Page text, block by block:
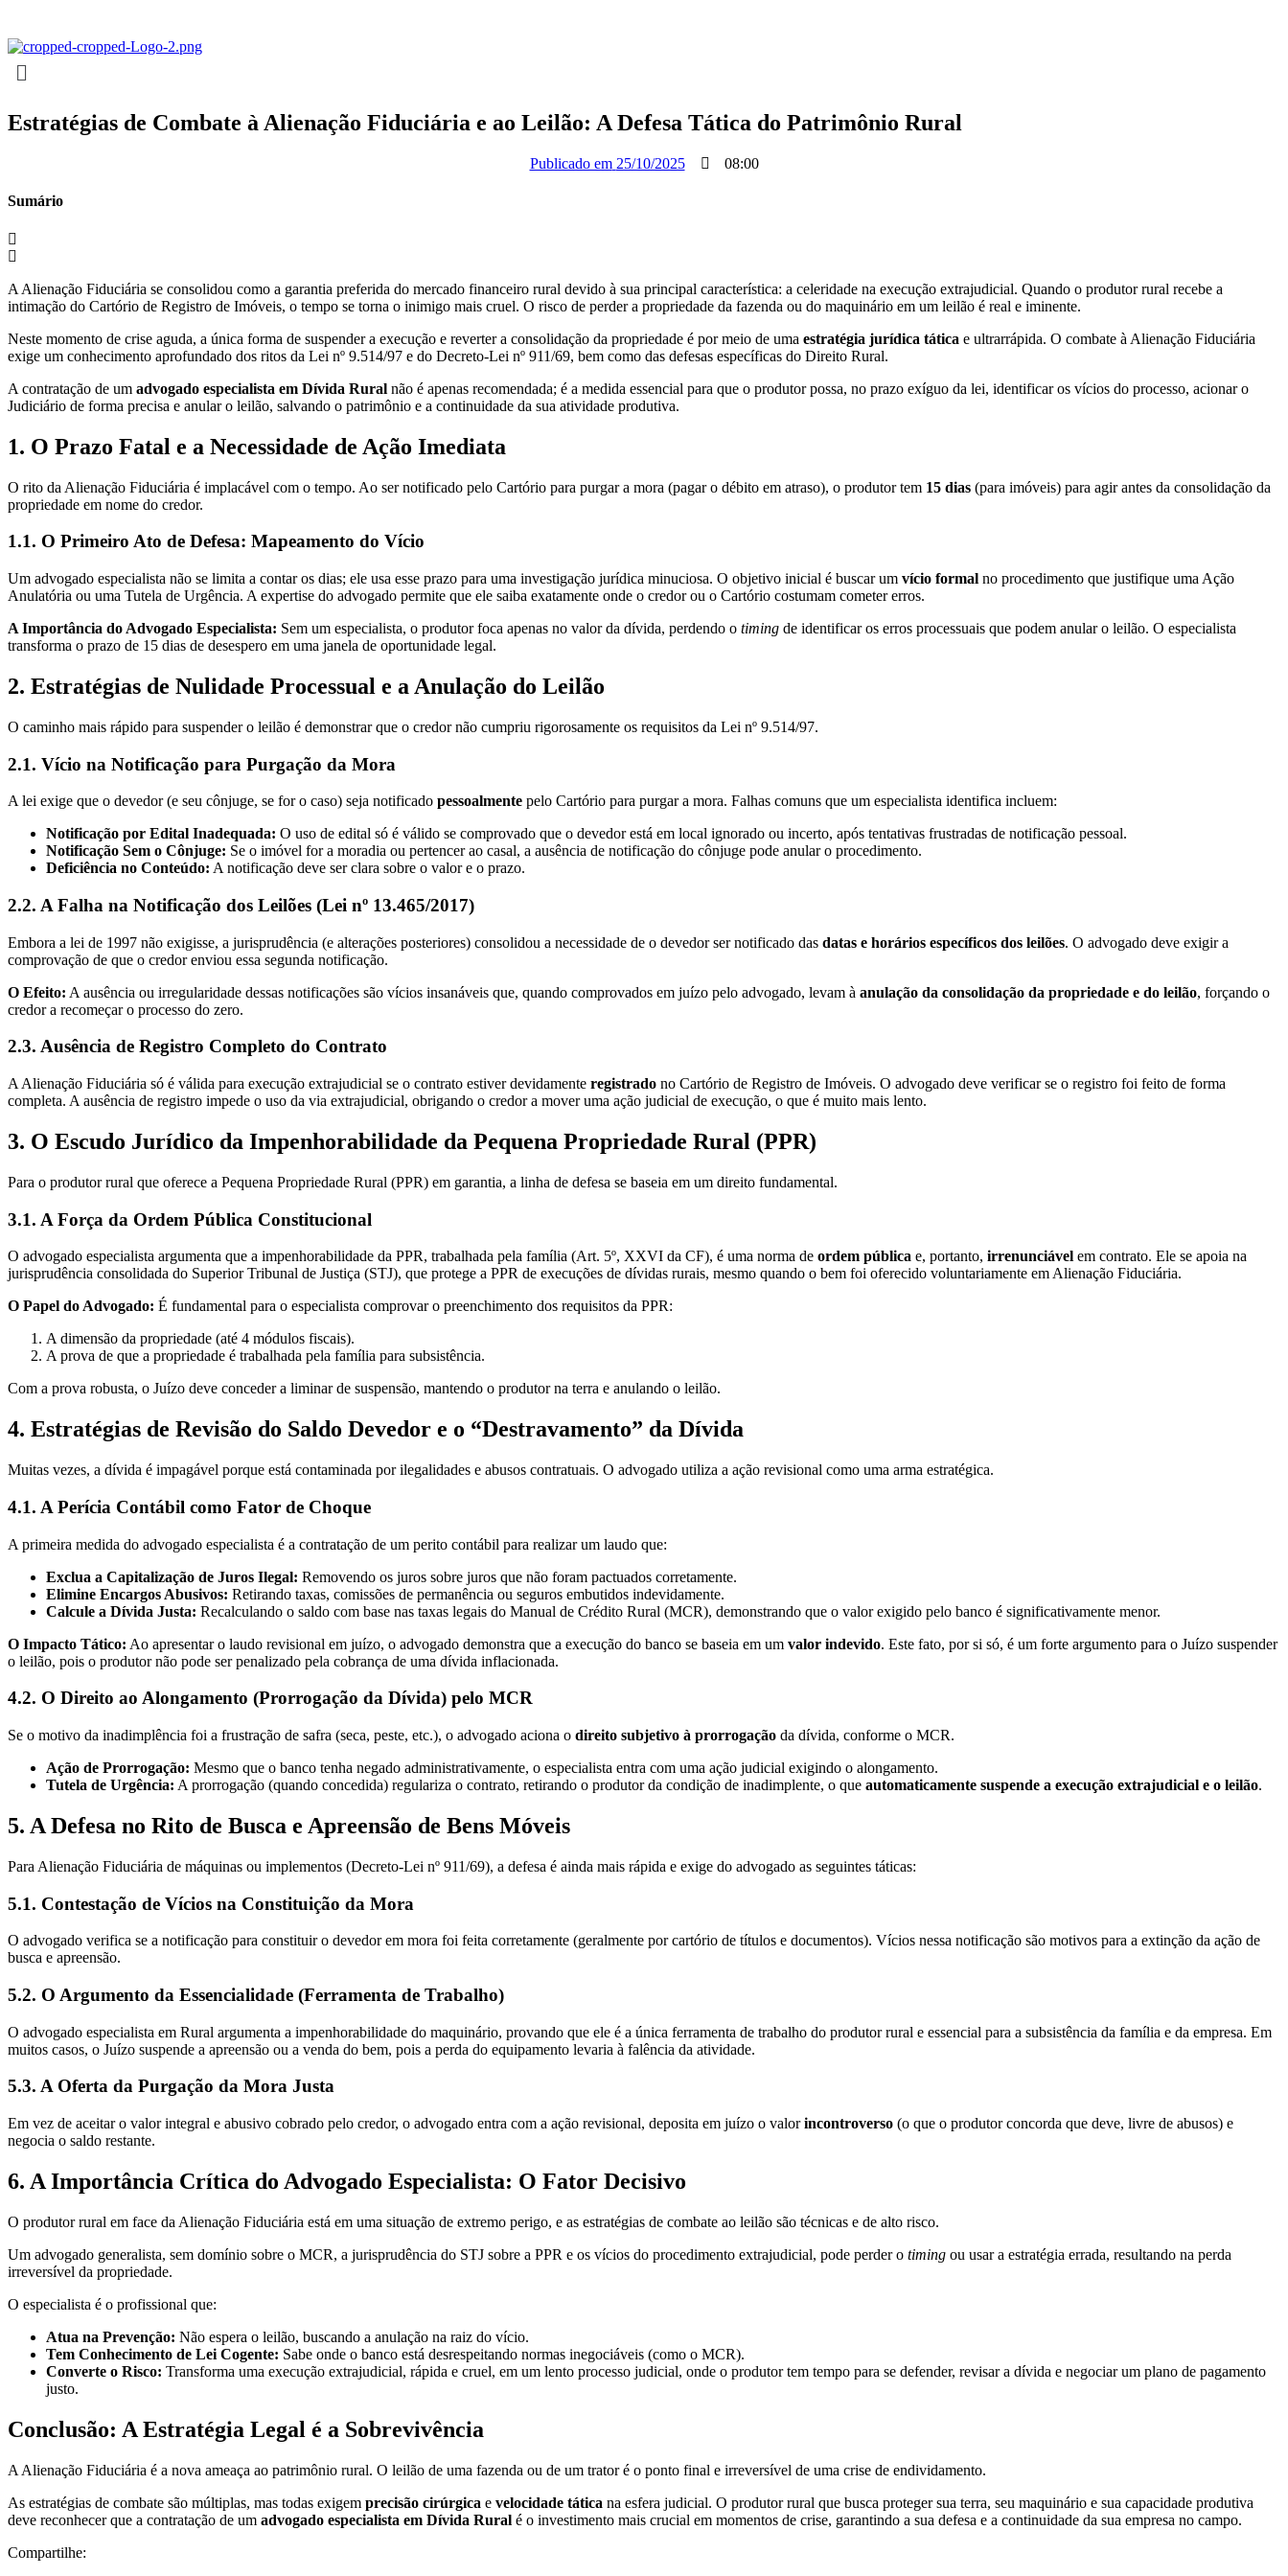
o
conteúdo
Estratégias de Combate à Alienação Fiduciária e ao Leilão: A Defesa Tática do Patrimônio Rural
Publicado em 25/10/2025 08:00
Sumário
A Alienação Fiduciária se consolidou como a garantia preferida do mercado financeiro rural devido à sua principal característica: a celeridade na execução extrajudicial. Quando o produtor rural recebe a
intimação do Cartório de Registro de Imóveis, o tempo se torna o inimigo mais cruel. O risco de perder a propriedade da fazenda ou do maquinário em um leilão é real e iminente.
Neste momento de crise aguda, a única forma de suspender a execução e reverter a consolidação da propriedade é por meio de uma estratégia jurídica tática e ultrarrápida. O combate à Alienação Fiduciária
exige um conhecimento aprofundado dos ritos da Lei nº 9.514/97 e do Decreto-Lei nº 911/69, bem como das defesas específicas do Direito Rural.
A contratação de um advogado especialista em Dívida Rural não é apenas recomendada; é a medida essencial para que o produtor possa, no prazo exíguo da lei, identificar os vícios do processo, acionar o
Judiciário de forma precisa e anular o leilão, salvando o patrimônio e a continuidade da sua atividade produtiva.
1. O Prazo Fatal e a Necessidade de Ação Imediata
O rito da Alienação Fiduciária é implacável com o tempo. Ao ser notificado pelo Cartório para purgar a mora (pagar o débito em atraso), o produtor tem 15 dias (para imóveis) para agir antes da consolidação da
propriedade em nome do credor.
1.1. O Primeiro Ato de Defesa: Mapeamento do Vício
Um advogado especialista não se limita a contar os dias; ele usa esse prazo para uma investigação jurídica minuciosa. O objetivo inicial é buscar um vício formal no procedimento que justifique uma Ação
Anulatória ou uma Tutela de Urgência. A expertise do advogado permite que ele saiba exatamente onde o credor ou o Cartório costumam cometer erros.
A Importância do Advogado Especialista: Sem um especialista, o produtor foca apenas no valor da dívida, perdendo o timing de identificar os erros processuais que podem anular o leilão. O especialista
transforma o prazo de 15 dias de desespero em uma janela de oportunidade legal.
2. Estratégias de Nulidade Processual e a Anulação do Leilão
O caminho mais rápido para suspender o leilão é demonstrar que o credor não cumpriu rigorosamente os requisitos da Lei nº 9.514/97.
2.1. Vício na Notificação para Purgação da Mora
A lei exige que o devedor (e seu cônjuge, se for o caso) seja notificado pessoalmente pelo Cartório para purgar a mora. Falhas comuns que um especialista identifica incluem:
Notificação por Edital Inadequada: O uso de edital só é válido se comprovado que o devedor está em local ignorado ou incerto, após tentativas frustradas de notificação pessoal.
Notificação Sem o Cônjuge: Se o imóvel for a moradia ou pertencer ao casal, a ausência de notificação do cônjuge pode anular o procedimento.
Deficiência no Conteúdo: A notificação deve ser clara sobre o valor e o prazo.
2.2. A Falha na Notificação dos Leilões (Lei nº 13.465/2017)
Embora a lei de 1997 não exigisse, a jurisprudência (e alterações posteriores) consolidou a necessidade de o devedor ser notificado das datas e horários específicos dos leilões. O advogado deve exigir a
comprovação de que o credor enviou essa segunda notificação.
O Efeito: A ausência ou irregularidade dessas notificações são vícios insanáveis que, quando comprovados em juízo pelo advogado, levam à anulação da consolidação da propriedade e do leilão, forçando o
credor a recomeçar o processo do zero.
2.3. Ausência de Registro Completo do Contrato
A Alienação Fiduciária só é válida para execução extrajudicial se o contrato estiver devidamente registrado no Cartório de Registro de Imóveis. O advogado deve verificar se o registro foi feito de forma
completa. A ausência de registro impede o uso da via extrajudicial, obrigando o credor a mover uma ação judicial de execução, o que é muito mais lento.
3. O Escudo Jurídico da Impenhorabilidade da Pequena Propriedade Rural (PPR)
Para o produtor rural que oferece a Pequena Propriedade Rural (PPR) em garantia, a linha de defesa se baseia em um direito fundamental.
3.1. A Força da Ordem Pública Constitucional
O advogado especialista argumenta que a impenhorabilidade da PPR, trabalhada pela família (Art. 5º, XXVI da CF), é uma norma de ordem pública e, portanto, irrenunciável em contrato. Ele se apoia na
jurisprudência consolidada do Superior Tribunal de Justiça (STJ), que protege a PPR de execuções de dívidas rurais, mesmo quando o bem foi oferecido voluntariamente em Alienação Fiduciária.
O Papel do Advogado: É fundamental para o especialista comprovar o preenchimento dos requisitos da PPR:
A dimensão da propriedade (até 4 módulos fiscais).
A prova de que a propriedade é trabalhada pela família para subsistência.
Com a prova robusta, o Juízo deve conceder a liminar de suspensão, mantendo o produtor na terra e anulando o leilão.
4. Estratégias de Revisão do Saldo Devedor e o “Destravamento” da Dívida
Muitas vezes, a dívida é impagável porque está contaminada por ilegalidades e abusos contratuais. O advogado utiliza a ação revisional como uma arma estratégica.
4.1. A Perícia Contábil como Fator de Choque
A primeira medida do advogado especialista é a contratação de um perito contábil para realizar um laudo que:
Exclua a Capitalização de Juros Ilegal: Removendo os juros sobre juros que não foram pactuados corretamente.
Elimine Encargos Abusivos: Retirando taxas, comissões de permanência ou seguros embutidos indevidamente.
Calcule a Dívida Justa: Recalculando o saldo com base nas taxas legais do Manual de Crédito Rural (MCR), demonstrando que o valor exigido pelo banco é significativamente menor.
O Impacto Tático: Ao apresentar o laudo revisional em juízo, o advogado demonstra que a execução do banco se baseia em um valor indevido. Este fato, por si só, é um forte argumento para o Juízo suspender
o leilão, pois o produtor não pode ser penalizado pela cobrança de uma dívida inflacionada.
4.2. O Direito ao Alongamento (Prorrogação da Dívida) pelo MCR
Se o motivo da inadimplência foi a frustração de safra (seca, peste, etc.), o advogado aciona o direito subjetivo à prorrogação da dívida, conforme o MCR.
Ação de Prorrogação: Mesmo que o banco tenha negado administrativamente, o especialista entra com uma ação judicial exigindo o alongamento.
Tutela de Urgência: A prorrogação (quando concedida) regulariza o contrato, retirando o produtor da condição de inadimplente, o que automaticamente suspende a execução extrajudicial e o leilão.
5. A Defesa no Rito de Busca e Apreensão de Bens Móveis
Para Alienação Fiduciária de máquinas ou implementos (Decreto-Lei nº 911/69), a defesa é ainda mais rápida e exige do advogado as seguintes táticas:
5.1. Contestação de Vícios na Constituição da Mora
O advogado verifica se a notificação para constituir o devedor em mora foi feita corretamente (geralmente por cartório de títulos e documentos). Vícios nessa notificação são motivos para a extinção da ação de
busca e apreensão.
5.2. O Argumento da Essencialidade (Ferramenta de Trabalho)
O advogado especialista em Rural argumenta a impenhorabilidade do maquinário, provando que ele é a única ferramenta de trabalho do produtor rural e essencial para a subsistência da família e da empresa. Em
muitos casos, o Juízo suspende a apreensão ou a venda do bem, pois a perda do equipamento levaria à falência da atividade.
5.3. A Oferta da Purgação da Mora Justa
Em vez de aceitar o valor integral e abusivo cobrado pelo credor, o advogado entra com a ação revisional, deposita em juízo o valorincontroverso (o que o produtor concorda que deve, livre de abusos) e
negocia o saldo restante.
6. A Importância Crítica do Advogado Especialista: O Fator Decisivo
O produtor rural em face da Alienação Fiduciária está em uma situação de extremo perigo, e as estratégias de combate ao leilão são técnicas e de alto risco.
Um advogado generalista, sem domínio sobre o MCR, a jurisprudência do STJ sobre a PPR e os vícios do procedimento extrajudicial, pode perder o timing ou usar a estratégia errada, resultando na perda
irreversível da propriedade.
O especialista é o profissional que:
Atua na Prevenção: Não espera o leilão, buscando a anulação na raiz do vício.
Tem Conhecimento de Lei Cogente: Sabe onde o banco está desrespeitando normas inegociáveis (como o MCR).
Converte o Risco: Transforma uma execução extrajudicial, rápida e cruel, em um lento processo judicial, onde o produtor tem tempo para se defender, revisar a dívida e negociar um plano de pagamento
justo.
Conclusão: A Estratégia Legal é a Sobrevivência
A Alienação Fiduciária é a nova ameaça ao patrimônio rural. O leilão de uma fazenda ou de um trator é o ponto final e irreversível de uma crise de endividamento.
As estratégias de combate são múltiplas, mas todas exigem precisão cirúrgica e velocidade tática na esfera judicial. O produtor rural que busca proteger sua terra, seu maquinário e sua capacidade produtiva
deve reconhecer que a contratação de um advogado especialista em Dívida Rural é o investimento mais crucial em momentos de crise, garantindo a sua defesa e a continuidade da sua empresa no campo.
Compartilhe: